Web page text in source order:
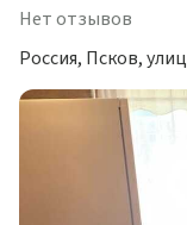
Нет отзывов